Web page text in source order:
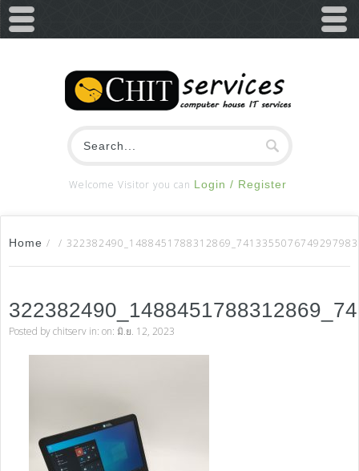
Welcome Visitor you can Login / Register
Home / /
Posted bychitserv in: on: มิ.ย. 12, 2023